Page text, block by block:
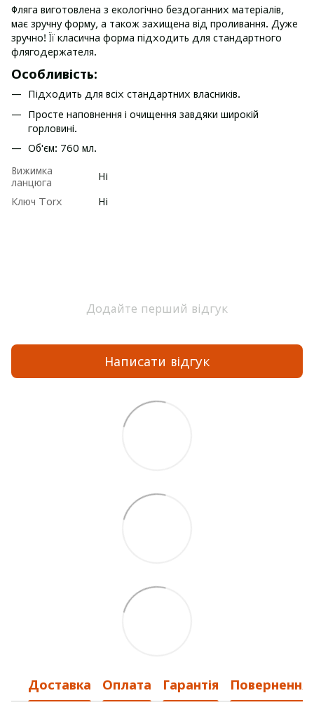
Фляга виготовлена з екологічно бездоганних матеріалів,
має зручну форму, а також захищена від проливання. Дуже
зручно! Її класична форма підходить для стандартного
флягодержателя.
Особливість:
Підходить для всіх стандартних власників.
Просте наповнення і очищення завдяки широкій
горловині.
Об'єм: 760 мл.
Вижимка
ланцюга
Ні
Ключ Torx Ні
Додайте перший відгук
Написати відгук
Доставка Оплата Гарантія Повернення